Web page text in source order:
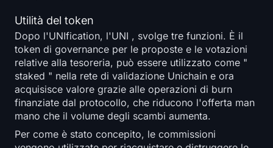
Utilità del token
Dopo l'UNIfication, l'UNI , svolge tre funzioni. È il
token di governance per le proposte e le votazioni
relative alla tesoreria, può essere utilizzato come "
staked " nella rete di validazione Unichain e ora
acquisisce valore grazie alle operazioni di burn
finanziate dal protocollo, che riducono l'offerta man
mano che il volume degli scambi aumenta.
Per come è stato concepito, le commissioni